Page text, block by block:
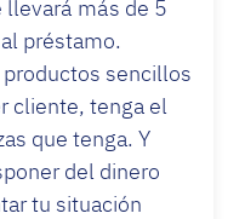
más de 5
préstamo.
sencillos
cliente, tenga el
que tenga. Y
del dinero
tu situación